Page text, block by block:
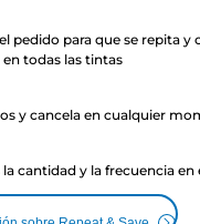
pedido para que se repita y
todas las tintas
y cancela en cualquier
la cantidad y la frecuencia en